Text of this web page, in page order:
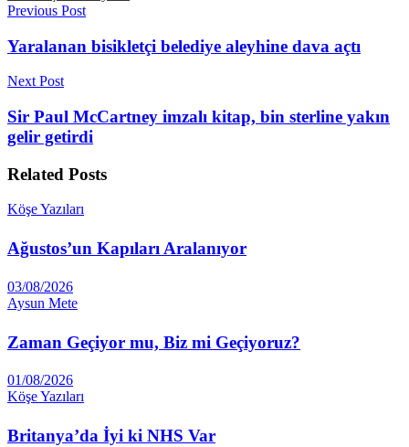
Previous Post
Yaralanan bisikletçi belediye aleyhine dava açtı
Next Post
Sir Paul McCartney imzalı kitap, bin sterline yakın
gelir getirdi
Related Posts
Köşe Yazıları
Ağustos’un Kapıları Aralanıyor
03/08/2026
Aysun Mete
Zaman Geçiyor mu, Biz mi Geçiyoruz?
01/08/2026
Köşe Yazıları
Britanya’da İyi ki NHS Var